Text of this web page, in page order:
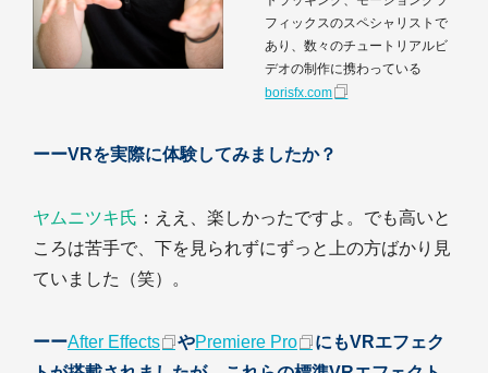
フィックスのスペシャリストで
あり、数々のチュートリアルビ
デオの制作に携わっている
borisfx.com
ーーVRを実際に体験してみましたか？
ヤムニツキ氏 ：ええ、楽しかったですよ。でも高いと
ころは苦手で、下を見られずにずっと上の方ばかり見
ていました（笑）。
ーーAfter Effects やPremiere Pro
にもVRエフェク